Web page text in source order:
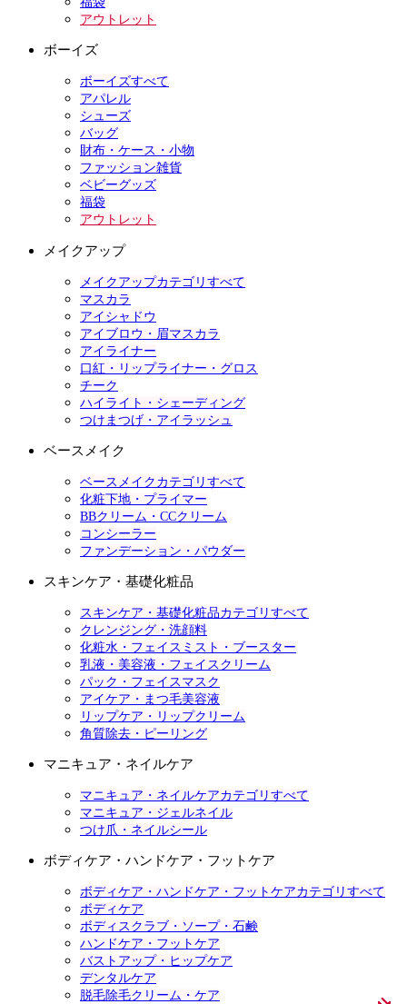
アウトレット
ボーイズ
ボーイズすべて
アパレル
シューズ
バッグ
財布・ケース・小物
ファッション雑貨
ベビーグッズ
福袋
アウトレット
メイクアップ
メイクアップカテゴリすべて
マスカラ
アイシャドウ
アイブロウ・眉マスカラ
アイライナー
口紅・リップライナー・グロス
チーク
ハイライト・シェーディング
つけまつげ・アイラッシュ
ベースメイク
ベースメイクカテゴリすべて
化粧下地・プライマー
BBクリーム・CCクリーム
コンシーラー
ファンデーション・パウダー
スキンケア・基礎化粧品
スキンケア・基礎化粧品カテゴリすべて
クレンジング・洗顔料
化粧水・フェイスミスト・ブースター
乳液・美容液・フェイスクリーム
パック・フェイスマスク
アイケア・まつ毛美容液
リップケア・リップクリーム
角質除去・ピーリング
マニキュア・ネイルケア
マニキュア・ネイルケアカテゴリすべて
マニキュア・ジェルネイル
つけ爪・ネイルシール
ボディケア・ハンドケア・フットケア
ボディケア・ハンドケア・フットケアカテゴリすべて
ボディケア
ボディスクラブ・ソープ・石鹸
ハンドケア・フットケア
バストアップ・ヒップケア
デンタルケア
脱毛除毛クリーム・ケア